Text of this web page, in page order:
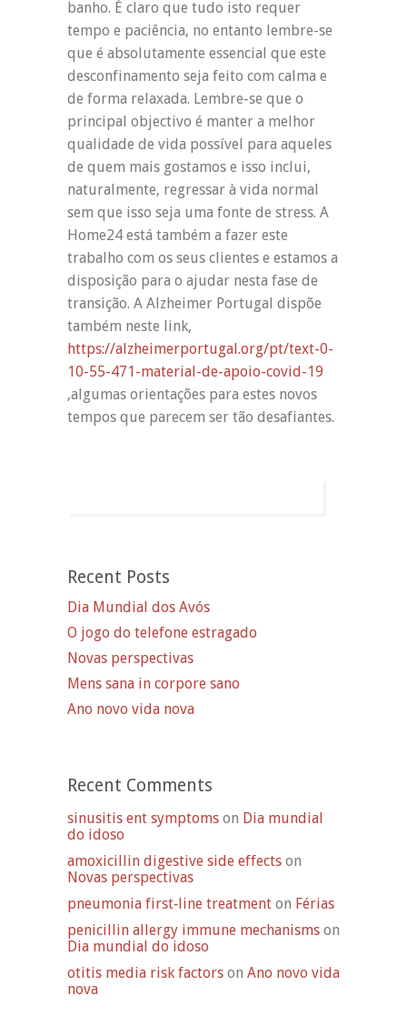
banho. É claro que tudo isto requer
tempo e paciência, no entanto lembre-se
que é absolutamente essencial que este
desconfinamento seja feito com calma e
de forma relaxada. Lembre-se que o
principal objectivo é manter a melhor
qualidade de vida possível para aqueles
de quem mais gostamos e isso inclui,
naturalmente, regressar à vida normal
sem que isso seja uma fonte de stress. A
Home24 está também a fazer este
trabalho com os seus clientes e estamos a
disposição para o ajudar nesta fase de
transição. A Alzheimer Portugal dispõe
também neste link,
https://alzheimerportugal.org/pt/text-0-
10-55-471-material-de-apoio-covid-19
,algumas orientações para estes novos
tempos que parecem ser tão desafiantes.
Recent Posts
Dia Mundial dos Avós
O jogo do telefone estragado
Novas perspectivas
Mens sana in corpore sano
Ano novo vida nova
Recent Comments
sinusitis ent symptoms on Dia mundial
do idoso
amoxicillin digestive side effects on
Novas perspectivas
pneumonia first‑line treatment on Férias
penicillin allergy immune mechanisms on
Dia mundial do idoso
otitis media risk factors on Ano novo vida
nova